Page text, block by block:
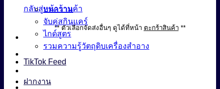
กลับสู่หน้าร้านค้า
** ตัวเลือกจัดส่งอื่นๆ ดูได้ที่หน้า ตะกร้าสินค้า**
บทความ
จับคู่สกินแคร์
ไกด์สูตร
รวมความรู้วัตถุดิบเครื่องสำอาง
TikTok Feed
ฝากงาน